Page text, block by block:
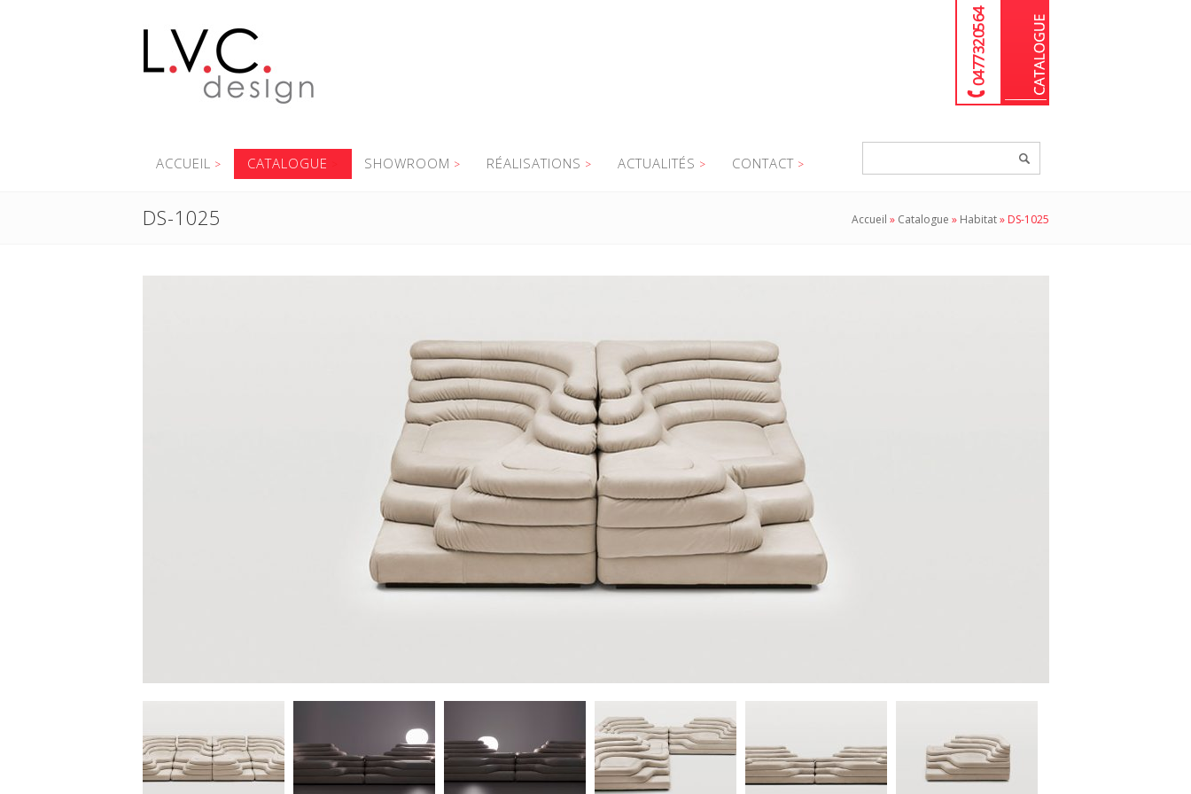
04 77 32 05 64
ACCUEIL CATALOGUE SHOWROOM RÉALISATIONS ACTUALITÉS CONTACT
DS-1025 Accueil » Catalogue » Habitat» DS-1025